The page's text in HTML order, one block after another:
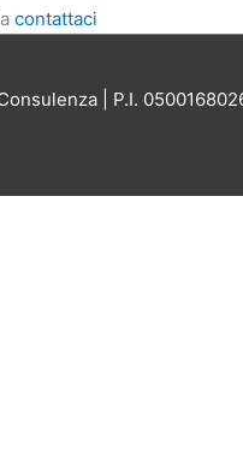
contattaci
| P.I.